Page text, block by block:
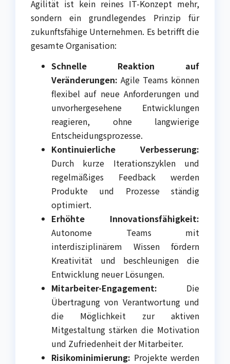
Agilität ist kein reines IT-Konzept mehr,
sondern ein grundlegendes Prinzip für
zukunftsfähige Unternehmen. Es betrifft die
gesamte Organisation:
Schnelle Reaktion auf
Veränderungen: Agile Teams können
flexibel auf neue Anforderungen und
unvorhergesehene Entwicklungen
reagieren, ohne langwierige
Entscheidungsprozesse.
Kontinuierliche Verbesserung:
Durch kurze Iterationszyklen und
regelmäßiges Feedback werden
Produkte und Prozesse ständig
optimiert.
Erhöhte Innovationsfähigkeit:
Autonome Teams mit
interdisziplinärem Wissen fördern
Kreativität und beschleunigen die
Entwicklung neuer Lösungen.
Mitarbeiter-Engagement: Die
Übertragung von Verantwortung und
die Möglichkeit zur aktiven
Mitgestaltung stärken die Motivation
und Zufriedenheit der Mitarbeiter.
Risikominimierung: Projekte werden